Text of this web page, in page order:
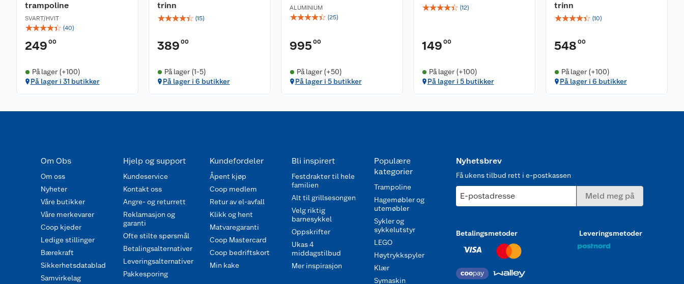
trampoline
SVART/HVIT
☆☆☆☆☆ (40)
249 00
På lager (+100)
På lager i 31 butikker
trinn
☆☆☆☆☆ (15)
389 00
På lager (1-5)
På lager i 6 butikker
ALUMINIUM
☆☆☆☆☆ (25)
995 00
På lager (+50)
På lager i 5 butikker
☆☆☆☆☆ (12)
149 00
På lager (+100)
På lager i 5 butikker
trinn
☆☆☆☆☆ (10)
548 00
På lager (+100)
På lager i 6 butikker
Om Obs
Om oss
Nyheter
Våre butikker
Våre merkevarer
Coop kjeder
Ledige stillinger
Bærekraft
Sikkerhetsdatablad
Samvirkelag
Hjelp og support
Kundeservice
Kontakt oss
Angre- og returrett
Reklamasjon og
garanti
Ofte stilte spørsmål
Betalingsalternativer
Leveringsalternativer
Pakkesporing
Kundefordeler
Åpent kjøp
Coop medlem
Retur av el-avfall
Klikk og hent
Matvaregaranti
Coop Mastercard
Coop bedriftskort
Min kake
Bli inspirert
Festdrakter til hele
familien
Alt til grillsesongen
Velg riktig
barnesykkel
Oppskrifter
Ukas 4
middagstilbud
Mer inspirasjon
Populære
kategorier
Trampoline
Hagemøbler og
utemøbler
Sykler og
sykkelutstyr
LEGO
Høytrykkspyler
Klær
Symaskin
Nyhetsbrev
Få ukens tilbud rett i e-postkassen
E-postadresse Meld meg på
Betalingsmetoder Leveringsmetoder